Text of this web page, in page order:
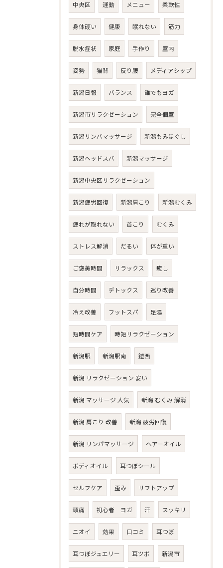
中央区 運動 メニュー 柔軟性
身体硬い 健康 眠れない 筋力
脱水症状 家庭 手作り 室内
姿勢 猫背 反り腰 メディアシップ
新潟日報 バランス 誰でもヨガ
新潟市リラクゼーション 完全個室
新潟リンパマッサージ 新潟もみほぐし
新潟ヘッドスパ 新潟マッサージ
新潟中央区リラクゼーション
新潟疲労回復 新潟肩こり 新潟むくみ
疲れが取れない 首こり むくみ
ストレス解消 だるい 体が重い
ご褒美時間 リラックス 癒し
自分時間 デトックス 巡り改善
冷え改善 フットスパ 足湯
短時間ケア 時短リラクゼーション
新潟駅 新潟駅南 鎧西
新潟 リラクゼーション 安い
新潟 マッサージ 人気 新潟 むくみ 解消
新潟 肩こり 改善 新潟 疲労回復
新潟 リンパマッサージ ヘアーオイル
ボディオイル 耳つぼシール
セルフケア 歪み リフトアップ
頭痛 初心者 ヨガ 汗 スッキリ
ニオイ 効果 口コミ 耳つぼ
耳つぼジュエリー 耳ツボ 新潟市